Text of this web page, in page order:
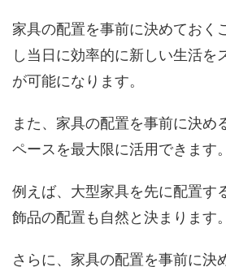
家具の配置を事前に決めておく
し当日に効率的に新しい生活を
が可能になります。
また、家具の配置を事前に決め
ペースを最大限に活用できます。
例えば、大型家具を先に配置す
飾品の配置も自然と決まります。
さらに、家具の配置を事前に決